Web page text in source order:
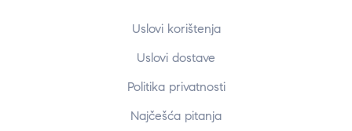
Uslovi korištenja
Uslovi dostave
Politika privatnosti
Najčešća pitanja